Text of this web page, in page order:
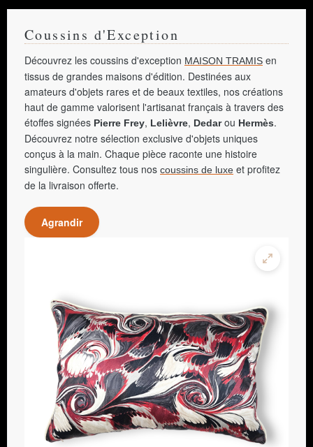
Coussins d'Exception
Découvrez les coussins d'exception MAISON TRAMIS en
tissus de grandes maisons d'édition. Destinées aux
amateurs d'objets rares et de beaux textiles, nos créations
haut de gamme valorisent l'artisanat français à travers des
étoffes signées Pierre Frey, Lelièvre, Dedarou Hermès.
Découvrez notre sélection exclusive d'objets uniques
conçus à la main. Chaque pièce raconte une histoire
singulière. Consultez tous nos coussins de luxe et profitez
de la livraison offerte.
Agrandir